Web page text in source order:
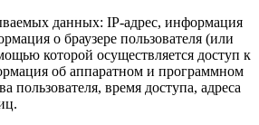
данных: IP-адрес, информация
о браузере пользователя (или
которой осуществляется доступ к
об аппаратном и программном
пользователя, время доступа, адреса